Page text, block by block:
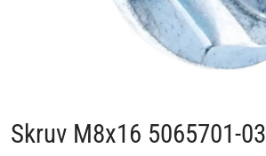
Skruv M8x16 5065701-03